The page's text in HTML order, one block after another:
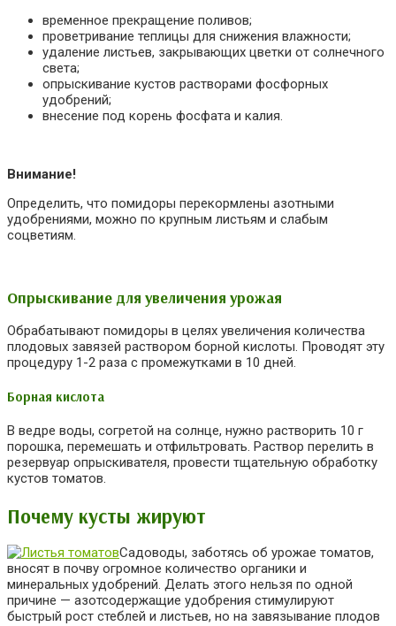
временное прекращение поливов;
проветривание теплицы для снижения влажности;
удаление листьев, закрывающих цветки от солнечного
света;
опрыскивание кустов растворами фосфорных
удобрений;
внесение под корень фосфата и калия.
Внимание!
Определить, что помидоры перекормлены азотными
удобрениями, можно по крупным листьям и слабым
соцветиям.
Опрыскивание для увеличения урожая
Обрабатывают помидоры в целях увеличения количества
плодовых завязей раствором борной кислоты. Проводят эту
процедуру 1-2 раза с промежутками в 10 дней.
Борная кислота
В ведре воды, согретой на солнце, нужно растворить 10 г
порошка, перемешать и отфильтровать. Раствор перелить в
резервуар опрыскивателя, провести тщательную обработку
кустов томатов.
Почему кусты жируют
Садоводы, заботясь об урожае томатов,
вносят в почву огромное количество органики и
минеральных удобрений. Делать этого нельзя по одной
причине — азотсодержащие удобрения стимулируют
быстрый рост стеблей и листьев, но на завязывание плодов